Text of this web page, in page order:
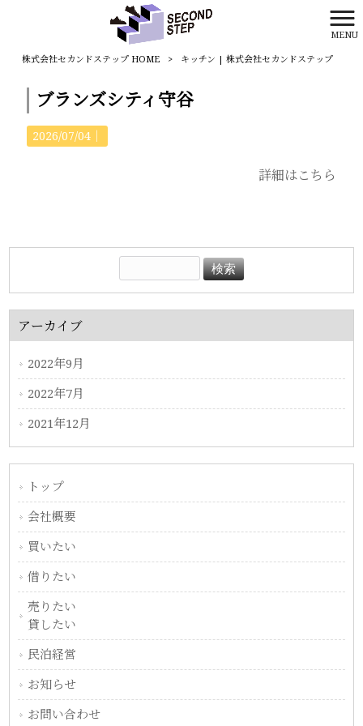
MENU
株式会社セカンドステップ HOME > キッチン | 株式会社セカンドステップ
ブランズシティ守谷
2026/07/04｜
詳細はこちら
アーカイブ
2022年9月
2022年7月
2021年12月
トップ
会社概要
買いたい
借りたい
売りたい
貸したい
民泊経営
お知らせ
お問い合わせ